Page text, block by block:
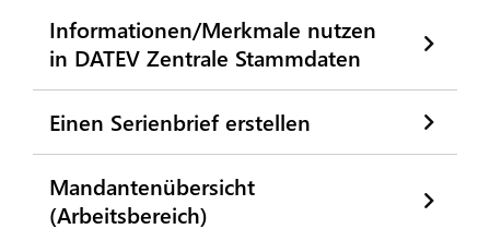
Informationen/Merkmale nutzen
in DATEV Zentrale Stammdaten
Einen Serienbrief erstellen
Mandantenübersicht
(Arbeitsbereich)